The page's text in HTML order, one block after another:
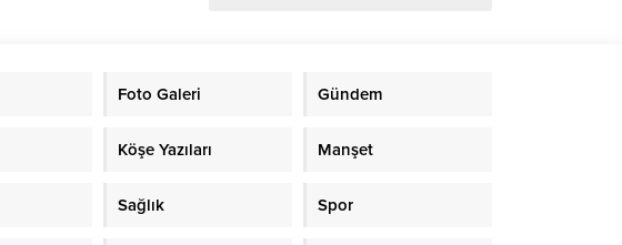
Foto Galeri Gündem
Köşe Yazıları Manşet
Sağlık Spor